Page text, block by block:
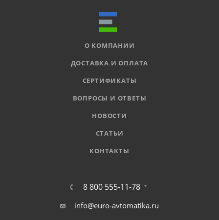
О КОМПАНИИ
ДОСТАВКА И ОПЛАТА
СЕРТИФИКАТЫ
ВОПРОСЫ И ОТВЕТЫ
НОВОСТИ
СТАТЬИ
КОНТАКТЫ
8 800 555-11-78
info@euro-avtomatika.ru